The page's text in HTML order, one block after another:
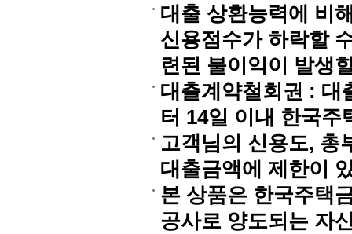
대출 상환능력에 비
신용점수가 하락할
련된 불이익이 발생
대출계약철회권 : 대
터 14일 이내 한국주
고객님의 신용도, 총
대출금액에 제한이
본 상품은 한국주택
공사로 양도되는 자